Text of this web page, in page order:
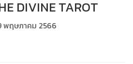
DIVINE TAROT
พฤษภาคม 2566